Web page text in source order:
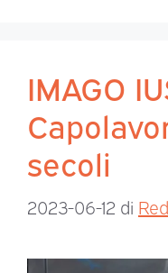
IMAGO
secoli
2023-06-12 di